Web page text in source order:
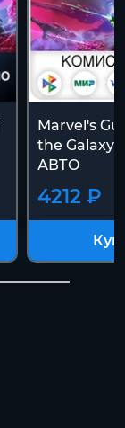
Marvel's
the Galaxy
АВТО
4212 ₽